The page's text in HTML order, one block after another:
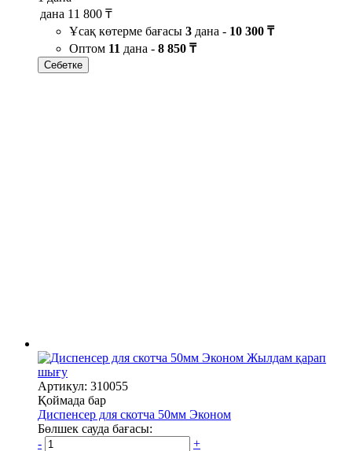
дана 11 800 ₸
Ұсақ көтерме бағасы 3 дана - 10 300 ₸
Оптом 11 дана - 8 850 ₸
Себетке
Жылдам қарап
шығу
Артикул: 310055
Қоймада бар
Диспенсер для скотча 50мм Эконом
Бөлшек сауда бағасы:
-
+